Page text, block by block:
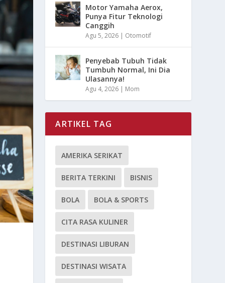
Motor Yamaha Aerox,
Punya Fitur Teknologi
Canggih
Agu 5, 2026 | Otomotif
Penyebab Tubuh Tidak
Tumbuh Normal, Ini Dia
Ulasannya!
Agu 4, 2026 | Mom
ARTIKEL TAG
AMERIKA SERIKAT
BERITA TERKINI BISNIS
BOLA BOLA & SPORTS
CITA RASA KULINER
DESTINASI LIBURAN
DESTINASI WISATA